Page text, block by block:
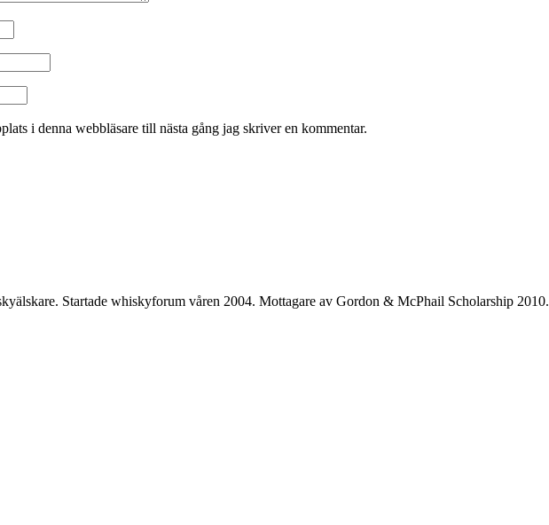
i denna webbläsare till nästa gång jag skriver en kommentar.
Startade whiskyforum våren 2004. Mottagare av Gordon & McPhail Scholarship 2010.